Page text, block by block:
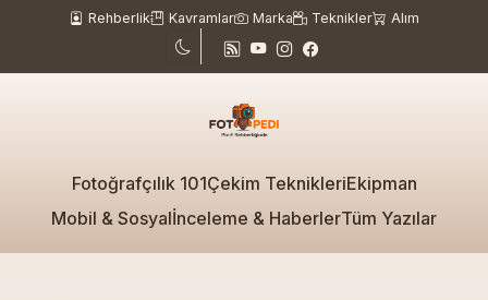
Rehberlik Kavramlar Marka Teknikler Alım
Fotoğrafçılık 101Çekim TeknikleriEkipman
Mobil & Sosyalİnceleme & HaberlerTüm Yazılar